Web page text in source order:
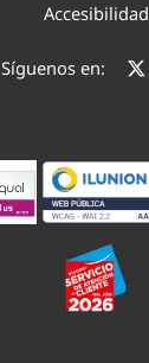
Accesibilidad
Síguenos en: